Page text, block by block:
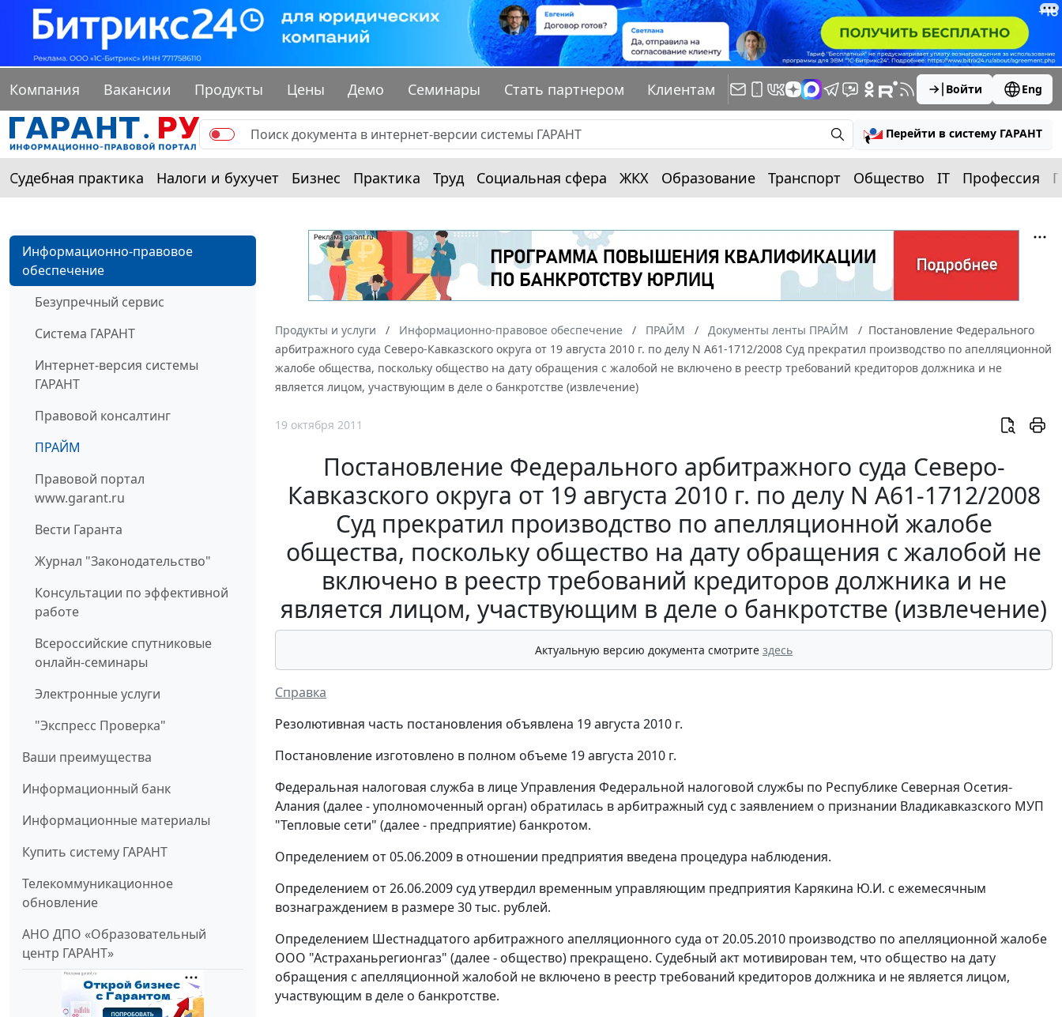
Компания Вакансии Продукты Цены Демо Семинары Стать партнером Клиентам Войти Eng
Перейти в систему ГАРАНТ
Судебная практика Налоги и бухучет Бизнес Практика Труд Социальная сфера ЖКХ Образование Транспорт Общество IT Профессия
Информационно-правовое
обеспечение
Безупречный сервис
Система ГАРАНТ
Интернет-версия системы
ГАРАНТ
Правовой консалтинг
ПРАЙМ
Правовой портал
www.garant.ru
Вести Гаранта
Журнал "Законодательство"
Консультации по эффективной
работе
Всероссийские спутниковые
онлайн-семинары
Электронные услуги
"Экспресс Проверка"
Ваши преимущества
Информационный банк
Информационные материалы
Купить систему ГАРАНТ
Телекоммуникационное
обновление
АНО ДПО «Образовательный
центр ГАРАНТ»
Продукты и услуги Информационно-правовое обеспечение ПРАЙМ Документы ленты ПРАЙМ
Постановление Федерального
арбитражного суда Северо-Кавказского округа от 19 августа 2010 г. по делу N А61-1712/2008 Суд прекратил производство по апелляционной
жалобе общества, поскольку общество на дату обращения с жалобой не включено в реестр требований кредиторов должника и не
является лицом, участвующим в деле о банкротстве (извлечение)
19 октября 2011
Постановление Федерального арбитражного суда Северо-
Кавказского округа от 19 августа 2010 г. по делу N А61-1712/2008
Суд прекратил производство по апелляционной жалобе
общества, поскольку общество на дату обращения с жалобой не
включено в реестр требований кредиторов должника и не
является лицом, участвующим в деле о банкротстве (извлечение)
Актуальную версию документа смотрите здесь
Справка
Резолютивная часть постановления объявлена 19 августа 2010 г.
Постановление изготовлено в полном объеме 19 августа 2010 г.
Федеральная налоговая служба в лице Управления Федеральной налоговой службы по Республике Северная Осетия-
Алания (далее - уполномоченный орган) обратилась в арбитражный суд с заявлением о признании Владикавказского МУП
"Тепловые сети" (далее - предприятие) банкротом.
Определением от 05.06.2009 в отношении предприятия введена процедура наблюдения.
Определением от 26.06.2009 суд утвердил временным управляющим предприятия Карякина Ю.И. с ежемесячным
вознаграждением в размере 30 тыс. рублей.
Определением Шестнадцатого арбитражного апелляционного суда от 20.05.2010 производство по апелляционной жалобе
ООО "Астраханьрегионгаз" (далее - общество) прекращено. Судебный акт мотивирован тем, что общество на дату
обращения с апелляционной жалобой не включено в реестр требований кредиторов должника и не является лицом,
участвующим в деле о банкротстве.